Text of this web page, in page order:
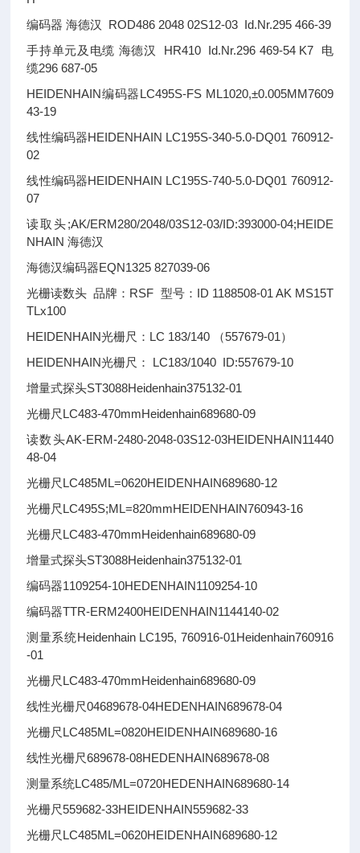
编码器 海德汉 ROD486 2048 02S12-03 Id.Nr.295 466-39
手持单元及电缆 海德汉 HR410 Id.Nr.296 469-54 K7 电
缆296 687-05
HEIDENHAIN编码器LC495S-FS ML1020,±0.005MM7609
43-19
线性编码器HEIDENHAIN LC195S-340-5.0-DQ01 760912-
02
线性编码器HEIDENHAIN LC195S-740-5.0-DQ01 760912-
07
读取头;AK/ERM280/2048/03S12-03/ID:393000-04;HEIDE
NHAIN 海德汉
海德汉编码器EQN1325 827039-06
光栅读数头 品牌：RSF 型号：ID 1188508-01 AK MS15T
TLx100
HEIDENHAIN光栅尺：LC 183/140 （557679-01）
HEIDENHAIN光栅尺： LC183/1040 ID:557679-10
增量式探头ST3088Heidenhain375132-01
光栅尺LC483-470mmHeidenhain689680-09
读数头AK-ERM-2480-2048-03S12-03HEIDENHAIN11440
48-04
光栅尺LC485ML=0620HEIDENHAIN689680-12
光栅尺LC495S;ML=820mmHEIDENHAIN760943-16
光栅尺LC483-470mmHeidenhain689680-09
增量式探头ST3088Heidenhain375132-01
编码器1109254-10HEDENHAIN1109254-10
编码器TTR-ERM2400HEIDENHAIN1144140-02
测量系统Heidenhain LC195, 760916-01Heidenhain760916
-01
光栅尺LC483-470mmHeidenhain689680-09
线性光栅尺04689678-04HEDENHAIN689678-04
光栅尺LC485ML=0820HEIDENHAIN689680-16
线性光栅尺689678-08HEDENHAIN689678-08
测量系统LC485/ML=0720HEDENHAIN689680-14
光栅尺559682-33HEIDENHAIN559682-33
光栅尺LC485ML=0620HEIDENHAIN689680-12